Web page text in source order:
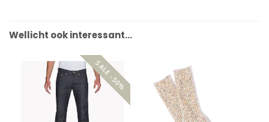
Wellicht ook interessant…
SALE -50%